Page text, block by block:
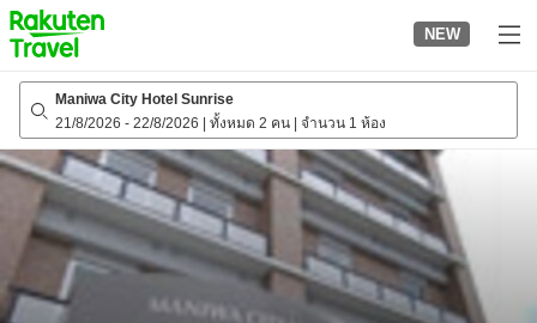
to
top
page
NEW
Maniwa City Hotel Sunrise
21/8/2026 - 22/8/2026 ทั้งหมด 2 คน จำนวน 1 ห้อง